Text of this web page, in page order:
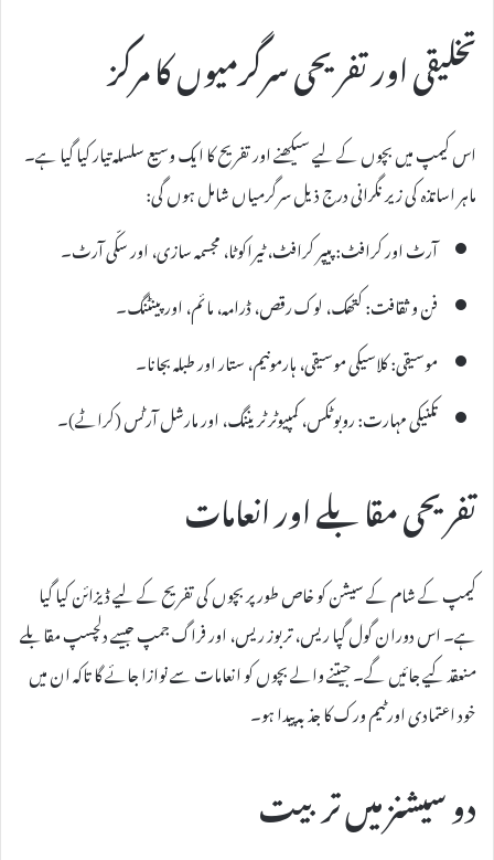
تخلیقی اور تفریحی سرگرمیوں کا مرکز
اس کیمپ میں بچوں کے لیے سیکھنے اور تفریح کا ایک وسیع سلسلہ تیار کیا گیا ہے۔
ماہر اساتذہ کی زیر نگرانی درج ذیل سرگرمیاں شامل ہوں گی:
آرٹ اور کرافٹ: پیپر کرافٹ، ٹیراکوٹا، مجسمہ سازی، اور سکّی آرٹ۔
فن و ثقافت: کتھک، لوک رقص، ڈرامہ، مائم، اور پینٹنگ۔
موسیقی: کلاسیکی موسیقی، ہارمونیم، ستار اور طبلہ بجانا۔
تکنیکی مہارت: روبوٹکس، کمپیوٹر ٹریننگ، اور مارشل آرٹس (کراٹے)۔
تفریحی مقابلے اور انعامات
کیمپ کے شام کے سیشن کو خاص طور پر بچوں کی تفریح کے لیے ڈیزائن کیا گیا
ہے۔ اس دوران گول گپا ریس، تربوز ریس، اور فراگ جمپ جیسے دلچسپ مقابلے
منعقد کیے جائیں گے۔ جیتنے والے بچوں کو انعامات سے نوازا جائے گا تاکہ ان میں
خود اعتمادی اور ٹیم ورک کا جذبہ پیدا ہو۔
دو سیشنز میں تربیت